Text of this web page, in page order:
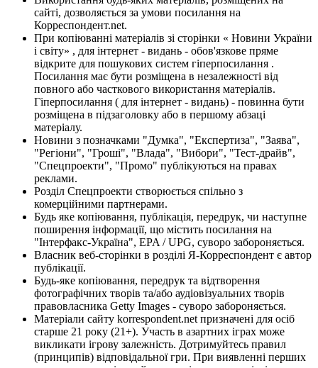
сайті, дозволяється за умови посилання на
Корреспондент.net.
При копіюванні матеріалів зі сторінки « Новини України
і світу» , для інтернет - видань - обов'язкове пряме
відкрите для пошукових систем гіперпосилання .
Посилання має бути розміщена в незалежності від
повного або часткового використання матеріалів.
Гіперпосилання ( для інтернет - видань) - повинна бути
розміщена в підзаголовку або в першому абзаці
матеріалу.
Новини з позначками "Думка", "Експертиза", "Заява",
"Регіони", "Гроші", "Влада", "Вибори", "Тест-драйв",
"Спецпроекти", "Промо" публікуються на правах
реклами.
Розділ Спецпроекти створюється спільно з
комерційними партнерами.
Будь яке копіювання, публікація, передрук, чи наступне
поширення інформації, що містить посилання на
"Інтерфакс-Україна", EPA / UPG, суворо забороняється.
Власник веб-сторінки в розділі Я-Корреспондент є автор
публікації.
Будь-яке копіювання, передрук та відтворення
фотографічних творів та/або аудіовізуальних творів
правовласника Getty Images - суворо забороняється.
Матеріали сайту korrespondent.net призначені для осіб
старше 21 року (21+). Участь в азартних іграх може
викликати ігрову залежність. Дотримуйтесь правил
(принципів) відповідальної гри. При виявленні перших